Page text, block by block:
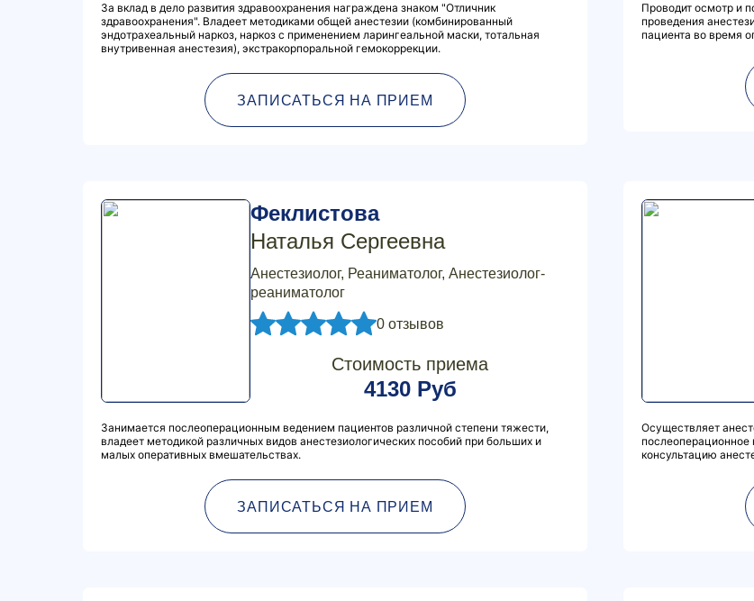
За вклад в дело развития здравоохранения награждена знаком "Отличник
здравоохранения". Владеет методиками общей анестезии (комбинированный
эндотрахеальный наркоз, наркоз с применением ларингеальной маски, тотальная
внутривенная анестезия), экстракорпоральной гемокоррекции.
ЗАПИСАТЬСЯ НА ПРИЕМ
Проводит осмотр и
проведения
пациента во время
Феклистова
Наталья Сергеевна
Анестезиолог, Реаниматолог, Анестезиолог-
реаниматолог
0 отзывов
Стоимость приема
4130 Руб
Занимается послеоперационным ведением пациентов различной степени тяжести,
владеет методикой различных видов анестезиологических пособий при больших и
малых оперативных вмешательствах.
ЗАПИСАТЬСЯ НА ПРИЕМ
Осуществляет
консультацию